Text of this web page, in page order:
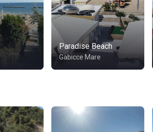
Paradise Beach
Gabicce Mare